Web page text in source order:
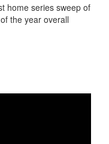
home series sweep of
the year overall